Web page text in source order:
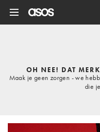
OH NEE! DAT
Maak je geen zorgen - we
die